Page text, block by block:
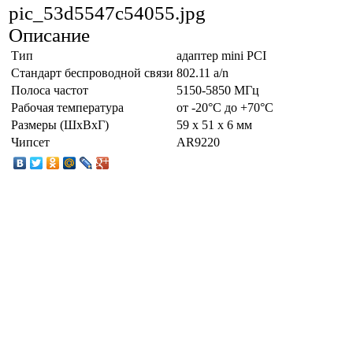
pic_53d5547c54055.jpg
Описание
Тип
адаптер mini PCI
Стандарт беспроводной связи 802.11 a/n
Полоса частот
5150-5850 МГц
Рабочая температура
от -20°C до +70°С
Размеры (ШxВxГ)
59 x 51 x 6 мм
Чипсет
AR9220